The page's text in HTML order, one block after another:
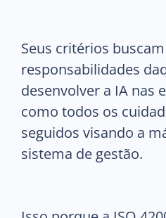
Seus critérios
responsabilidades
desenvolver a IA nas
como todos os
seguidos visando a
sistema de gestão.